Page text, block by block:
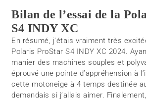
Bilan de l’essai de la
S4 INDY XC
En résumé, j’étais vraiment très
Polaris ProStar S4 INDY XC 2024.
manier des machines souples et
éprouvé une pointe d’appréhension à
cette motoneige à 4 temps destinée
demandais si j’allais aimer.